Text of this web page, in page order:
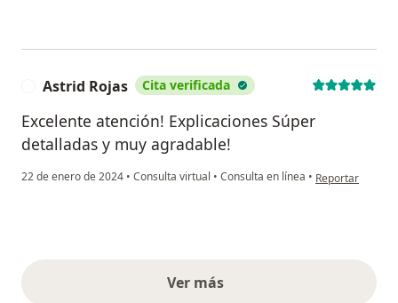
Astrid Rojas Cita verificada
Excelente atención! Explicaciones Súper
detalladas y muy agradable!
22 de enero de 2024 • Consulta virtual • Consulta en línea • en opinión del
Reportar
Ver másopiniones anteriores